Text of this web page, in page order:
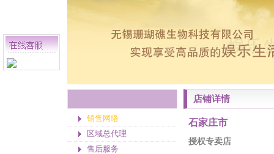
销售网络
区域总代理
售后服务
店铺详情
石家庄市
授权专卖店